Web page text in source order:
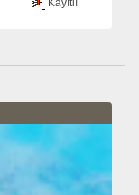
Kayıtlı